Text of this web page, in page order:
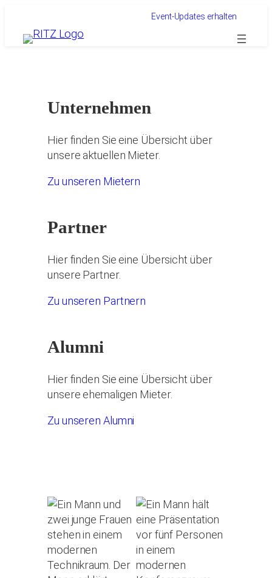
springen
Event-Updates erhalten
Unternehmen
Hier finden Sie eine Übersicht über
unsere aktuellen Mieter.
Zu unseren Mietern
Partner
Hier finden Sie eine Übersicht über
unsere Partner.
Zu unseren Partnern
Alumni
Hier finden Sie eine Übersicht über
unsere ehemaligen Mieter.
Zu unseren Alumni